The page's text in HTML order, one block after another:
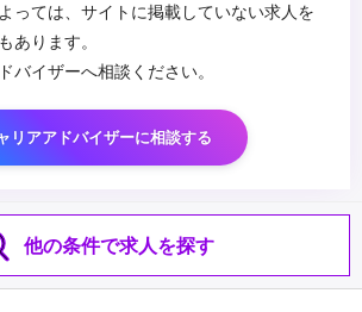
っては、サイトに掲載していない求人を
あります。
バイザーへ相談ください。
リアアドバイザーに相談する
他の条件で求人を探す